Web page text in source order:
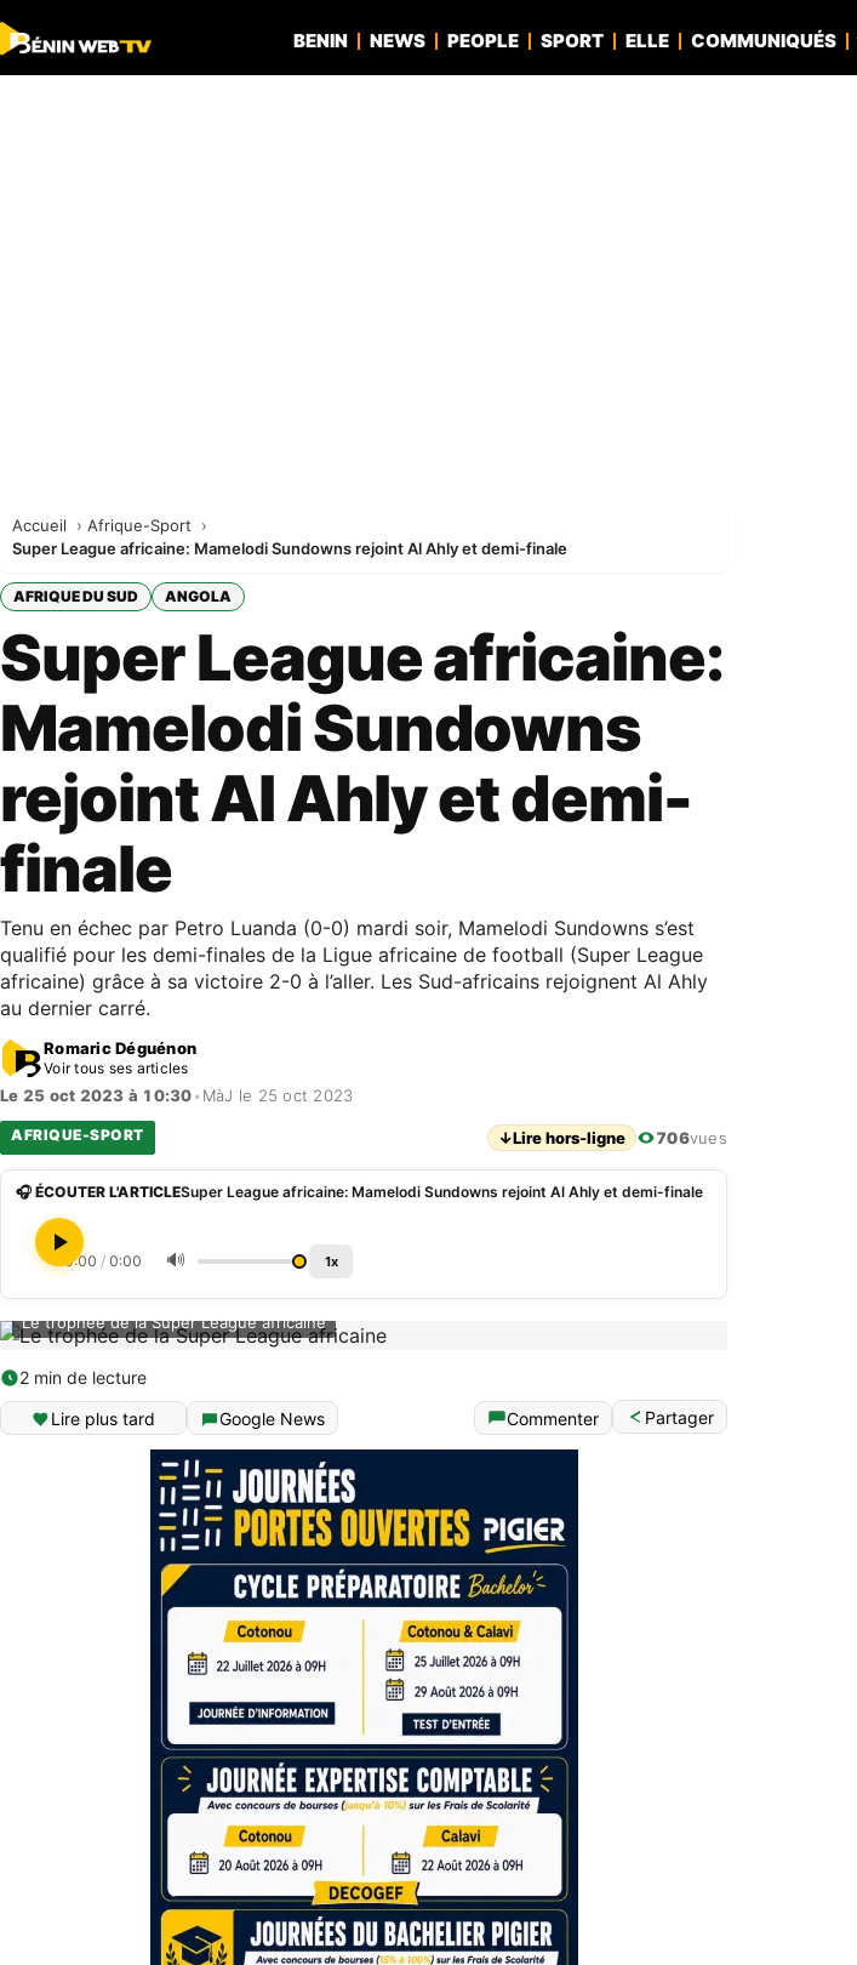
BENIN NEWS PEOPLE SPORT ELLE COMMUNIQUÉS
Accueil
Afrique-Sport
Super League africaine: Mamelodi Sundowns rejoint Al Ahly et demi-finale
AFRIQUE DU SUD ANGOLA
Super League africaine:
Mamelodi Sundowns
rejoint Al Ahly et demi-
finale
Tenu en échec par Petro Luanda (0-0) mardi soir, Mamelodi Sundowns s’est
qualifié pour les demi-finales de la Ligue africaine de football (Super League
africaine) grâce à sa victoire 2-0 à l’aller. Les Sud-africains rejoignent Al Ahly
au dernier carré.
Romaric Déguénon
Voir tous ses articles
Le 25 oct 2023 à 10:30• MàJ le 25 oct 2023
AFRIQUE-SPORT ↓Lire hors-ligne 706vues
🎧 ÉCOUTER L'ARTICLESuper League africaine: Mamelodi Sundowns rejoint Al Ahly et demi-finale
0:00 / 0:00 🔊 1x
Le trophée de la Super League africaine
2 min de lecture
Lire plus tard
Google News Commenter Partager